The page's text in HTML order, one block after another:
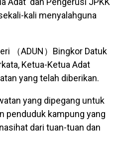
kali menyalahguna
（ADUN）Bingkor Datuk
Ketua-Ketua Adat
yang telah diberikan.
yang dipegang untuk
penduduk kampung yang
dari tuan-tuan dan